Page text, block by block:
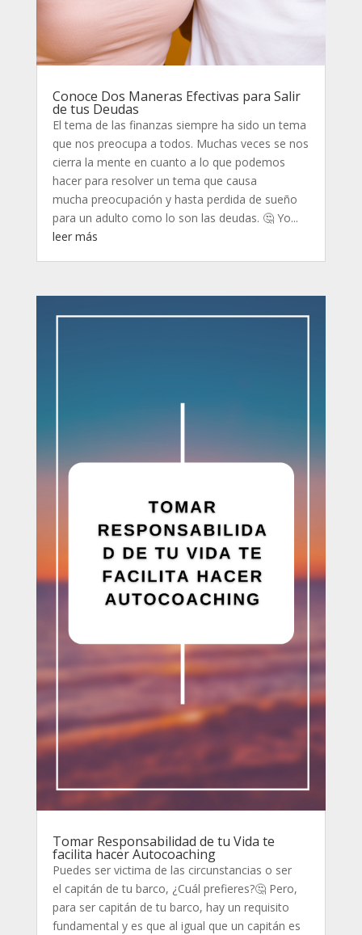
Conoce Dos Maneras Efectivas para Salir
de tus Deudas
El tema de las finanzas siempre ha sido un tema
que nos preocupa a todos. Muchas veces se nos
cierra la mente en cuanto a lo que podemos
hacer para resolver un tema que causa
mucha preocupación y hasta perdida de sueño
para un adulto como lo son las deudas. 🤔 Yo...
leer más
Tomar Responsabilidad de tu Vida te
facilita hacer Autocoaching
Puedes ser victima de las circunstancias o ser
el capitán de tu barco, ¿Cuál prefieres?🤔 Pero,
para ser capitán de tu barco, hay un requisito
fundamental y es que al igual que un capitán es